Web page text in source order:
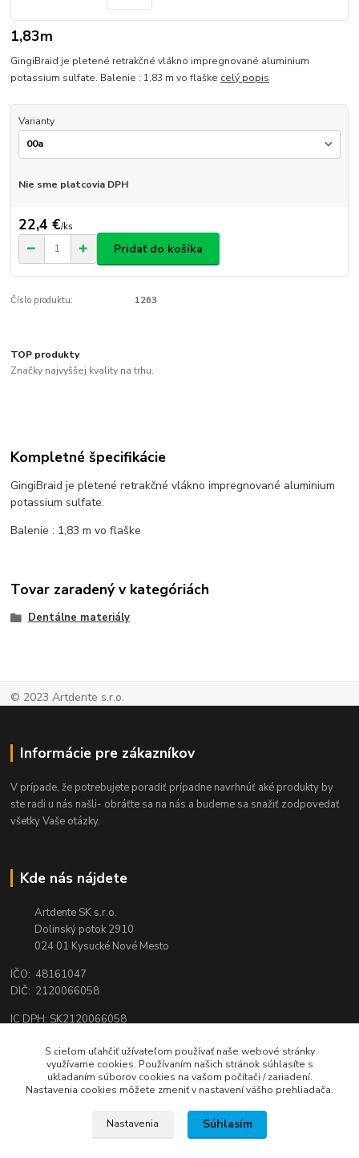
1,83m
GingiBraid je pletené retrakčné vlákno impregnované aluminium
potassium sulfate. Balenie : 1,83 m vo flaške celý popis
Varianty
Nie sme platcovia DPH
22,4 €/ks
Pridať do košíka
Číslo produktu: 1263
TOP produkty
Značky najvyššej kvality na trhu.
Kompletné špecifikácie
GingiBraid je pletené retrakčné vlákno impregnované aluminium
potassium sulfate.
Balenie : 1,83 m vo flaške
Tovar zaradený v kategóriách
Dentálne materiály
© 2023 Artdente s.r.o.
Informácie pre zákazníkov
V prípade, že potrebujete poradiť prípadne navrhnúť aké produkty by
ste radi u nás našli- obráťte sa na nás a budeme sa snažiť zodpovedať
všetky Vaše otázky.
Kde nás nájdete
Artdente SK s.r.o.
Dolinský potok 2910
024 01 Kysucké Nové Mesto
IČO: 48161047
DIČ: 2120066058
IC DPH: SK2120066058
Tel.:0944 159 650
email:shop@artdente.sk
S cieľom uľahčiť užívateľom používať naše webové stránky
využívame cookies. Používaním našich stránok súhlasíte s
ukladaním súborov cookies na vašom počítači / zariadení.
Nastavenia cookies môžete zmeniť v nastavení vášho prehliadača.
Nastavenia Súhlasím